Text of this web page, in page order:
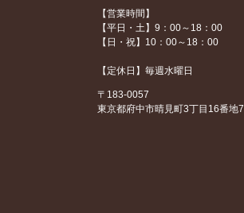
【営業時間】
【平日・土】9：00～18：00
【日・祝】10：00～18：00
【定休日】毎週水曜日
〒183-0057
東京都府中市晴見町3丁目16番地7